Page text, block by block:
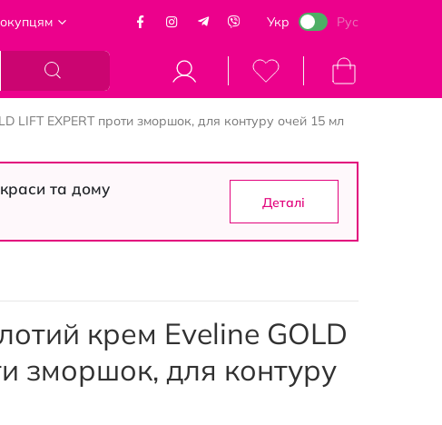
Укр Рус
Кошик
LIFT EXPERT проти зморшок, для контуру очей 15 мл
та дому
Деталі
крем Eveline GOLD
зморшок, для контуру